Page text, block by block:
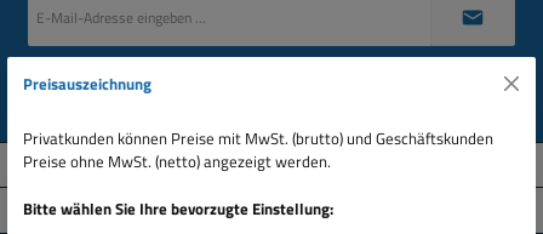
Mail-
*
Datenschutzbestimmungen
Über uns
Service-Hotline
Preisauszeichnung
Privatkunden können Preise mit MwSt. (brutto) und Geschäftskunden
Preise ohne MwSt. (netto) angezeigt werden.
Bitte wählen Sie Ihre bevorzugte Einstellung: